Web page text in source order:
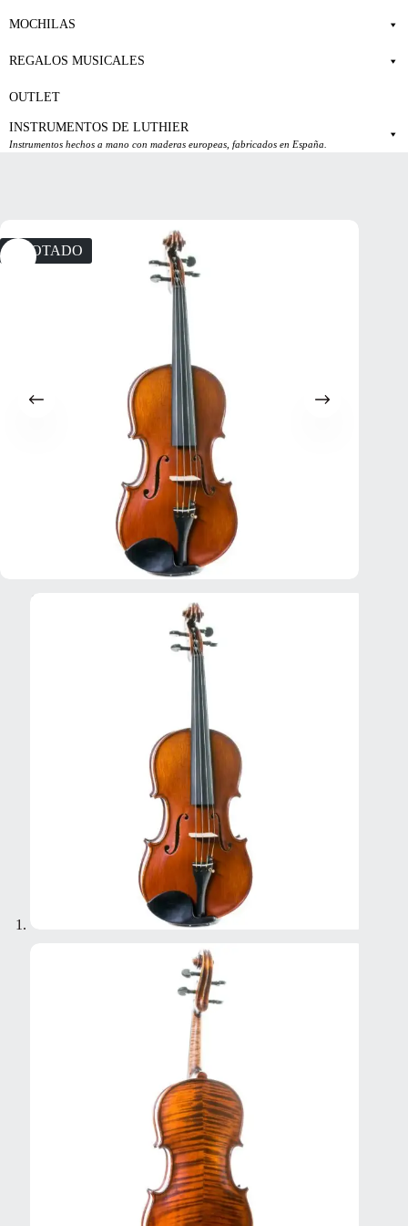
MOCHILAS
REGALOS MUSICALES
OUTLET
INSTRUMENTOS DE LUTHIER
Instrumentos hechos a mano con maderas europeas, fabricados en España.
AGOTADO